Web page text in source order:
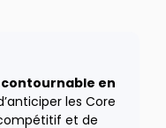
en
les Core
et de